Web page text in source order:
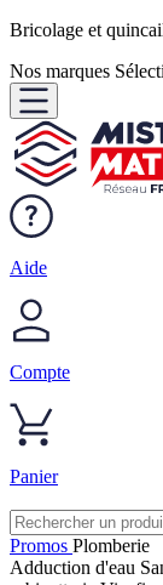
Bricolage et
Nos marques
Aide
Compte
Panier
Promos Plomberie
Adduction d'eau